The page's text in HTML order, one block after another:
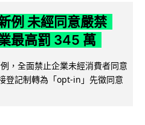
例 未經同意嚴禁
最高罰 345 萬
，全面禁止企業未經消費者同意
登記制轉為「opt-in」先徵同意